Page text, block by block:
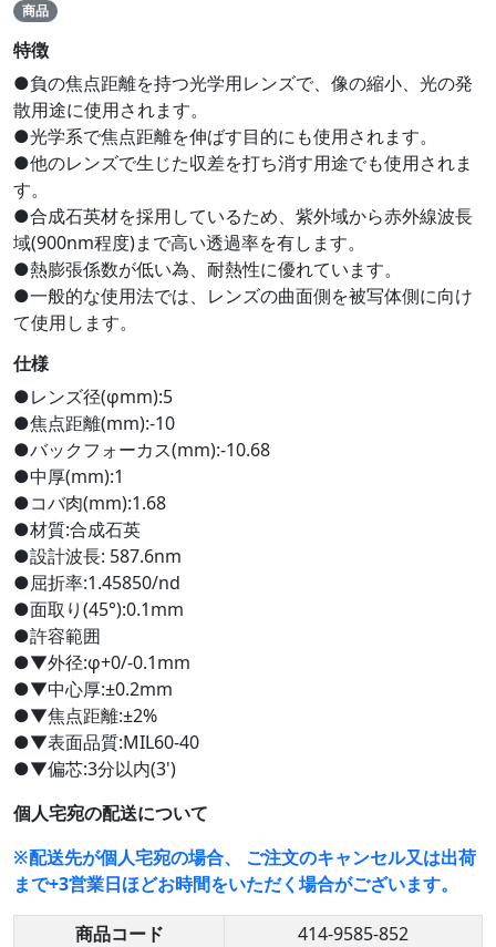
商品
特徴
●負の焦点距離を持つ光学用レンズで、像の縮小、光の発
散用途に使用されます。
●光学系で焦点距離を伸ばす目的にも使用されます。
●他のレンズで生じた収差を打ち消す用途でも使用されま
す。
●合成石英材を採用しているため、紫外域から赤外線波長
域(900nm程度)まで高い透過率を有します。
●熱膨張係数が低い為、耐熱性に優れています。
●一般的な使用法では、レンズの曲面側を被写体側に向け
て使用します。
仕様
●レンズ径(φmm):5
●焦点距離(mm):-10
●バックフォーカス(mm):-10.68
●中厚(mm):1
●コバ肉(mm):1.68
●材質:合成石英
●設計波長: 587.6nm
●屈折率:1.45850/nd
●面取り(45°):0.1mm
●許容範囲
●▼外径:φ+0/-0.1mm
●▼中心厚:±0.2mm
●▼焦点距離:±2%
●▼表面品質:MIL60-40
●▼偏芯:3分以内(3')
個人宅宛の配送について
※配送先が個人宅宛の場合、 ご注文のキャンセル又は出荷
まで+3営業日ほどお時間をいただく場合がございます。
商品コード 414-9585-852